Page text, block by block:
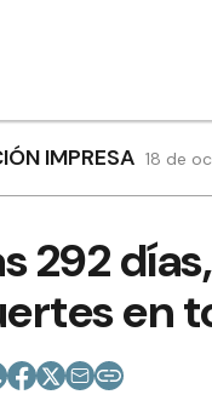
IMPRESA 18 de
292
en